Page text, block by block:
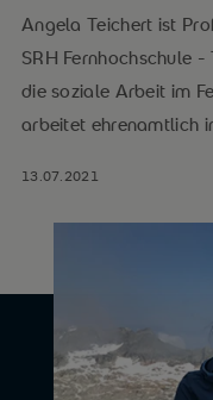
Angela Teichert ist
SRH Fernhochschule
die soziale Arbeit im
arbeitet ehrenamtlich
13.07.2021